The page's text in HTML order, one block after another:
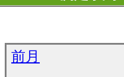
前月